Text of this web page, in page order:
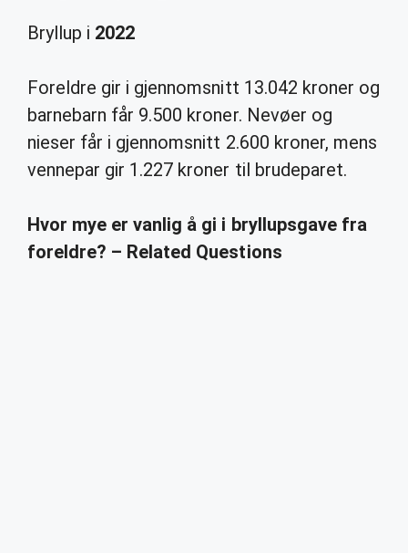
Bryllup i 2022
Foreldre gir i gjennomsnitt 13.042 kroner og
barnebarn får 9.500 kroner. Nevøer og
nieser får i gjennomsnitt 2.600 kroner, mens
vennepar gir 1.227 kroner til brudeparet.
Hvor mye er vanlig å gi i bryllupsgave fra
foreldre? – Related Questions